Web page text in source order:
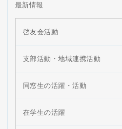
最新情報
啓友会活動
支部活動・地域連携活動
同窓生の活躍・活動
在学生の活躍